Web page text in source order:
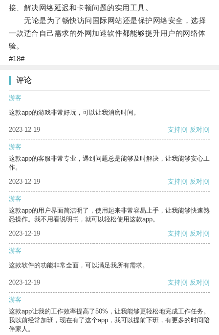
接、解决网络延迟和卡顿问题的实用工具。
无论是为了畅快访问国际网站还是保护网络安全，选择
一款适合自己需求的外网加速软件都能够提升用户的网络体
验。
#18#
评论
游客
这款app的游戏非常好玩，可以让我消磨时间。
2023-12-19 支持[0] 反对[0]
游客
这款app的客服非常专业，遇到问题总是能够及时解决，让我能够安心工
作。
2023-12-19
支持[0] 反对[0]
游客
这款app的用户界面简洁明了，使用起来非常容易上手，让我能够快速熟
悉操作。我不用看说明书，就可以轻松使用这款app。
2023-12-19
支持[0] 反对[0]
游客
这款软件的功能非常全面，可以满足我所有需求。
2023-12-19 支持[0] 反对[0]
游客
这款app让我的工作效率提高了50%，让我能够更轻松地完成工作任务。
我以前经常加班，现在有了这个app，我可以提前下班，有更多的时间陪
伴家人。